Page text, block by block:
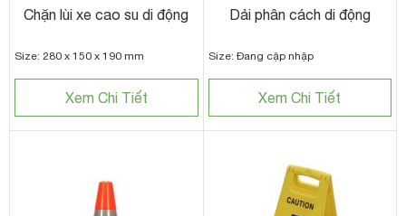
Chặn lùi xe cao su di động
Size: 280 x 150 x 190 mm
Xem Chi Tiết
Dải phân cách di động
Size: Đang cập nhập
Xem Chi Tiết